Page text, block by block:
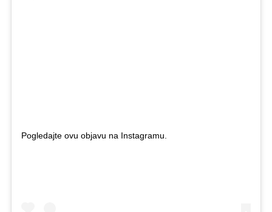
Pogledajte ovu objavu na Instagramu.